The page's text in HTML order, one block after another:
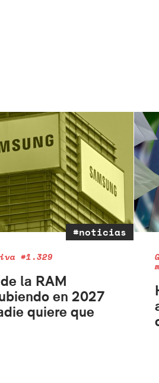
#noticias
#1.329
la RAM
en 2027
quiere que